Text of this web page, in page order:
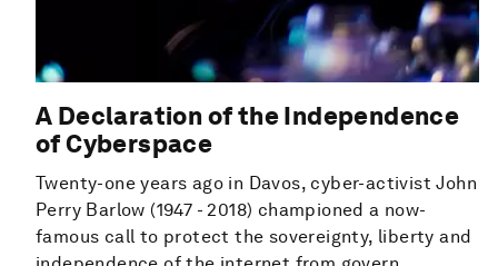
A Declaration of the Independence
of Cyberspace
Twenty-one years ago in Davos, cyber-activist John
Perry Barlow (1947 - 2018) championed a now-
famous call to protect the sovereignty, liberty and